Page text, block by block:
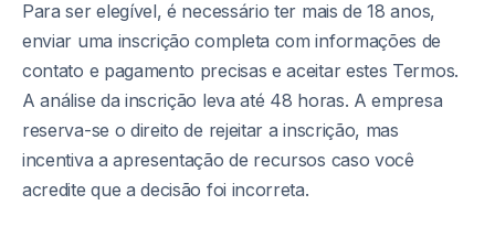
Para ser elegível, é necessário ter mais de 18 anos,
enviar uma inscrição completa com informações de
contato e pagamento precisas e aceitar estes Termos.
A análise da inscrição leva até 48 horas. A empresa
reserva-se o direito de rejeitar a inscrição, mas
incentiva a apresentação de recursos caso você
acredite que a decisão foi incorreta.